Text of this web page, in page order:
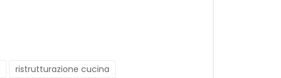
ristrutturazione cucina